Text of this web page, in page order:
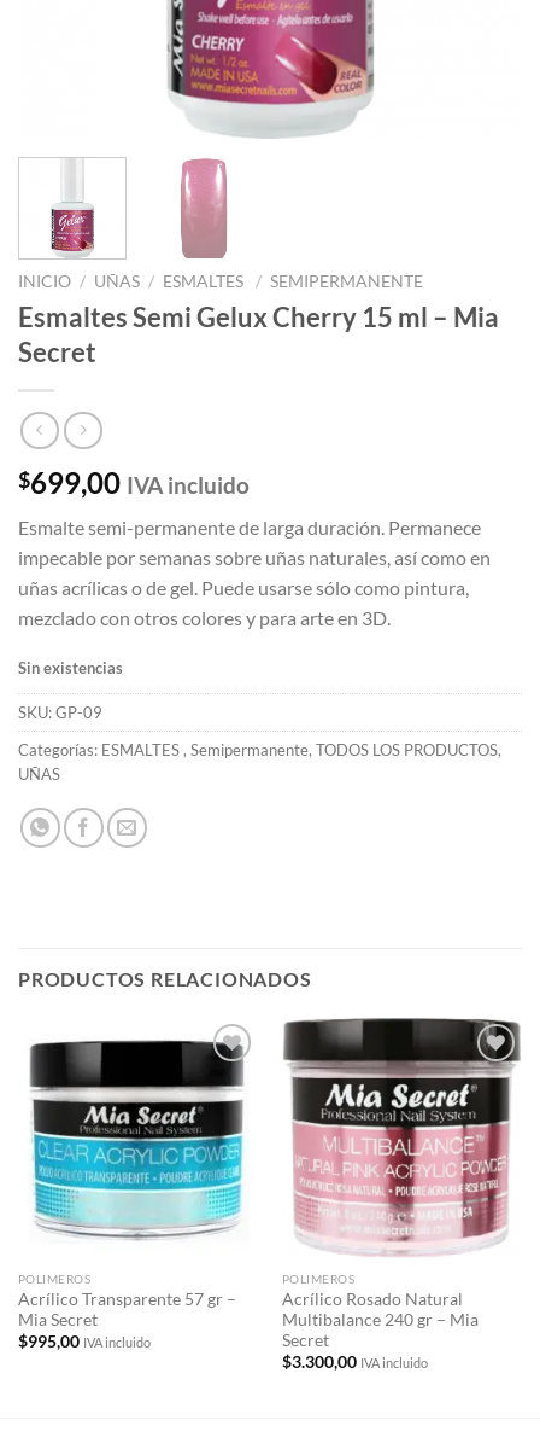
INICIO / UÑAS / ESMALTES / SEMIPERMANENTE
Esmaltes Semi Gelux Cherry 15 ml – Mia
Secret
$699,00 IVA incluido
Esmalte semi-permanente de larga duración. Permanece
impecable por semanas sobre uñas naturales, así como en
uñas acrílicas o de gel. Puede usarse sólo como pintura,
mezclado con otros colores y para arte en 3D.
Sin existencias
SKU:GP-09
Categorías: ESMALTES, Semipermanente, TODOS LOS PRODUCTOS,
UÑAS
PRODUCTOS RELACIONADOS
a la
lista de
deseos
POLIMEROS
Acrílico Transparente 57 gr –
Mia Secret
$995,00 IVA incluido
Añadir
lista de
deseos
POLIMEROS
Acrílico Rosado Natural
Multibalance 240 gr – Mia
Secret
$3.300,00 IVA incluido